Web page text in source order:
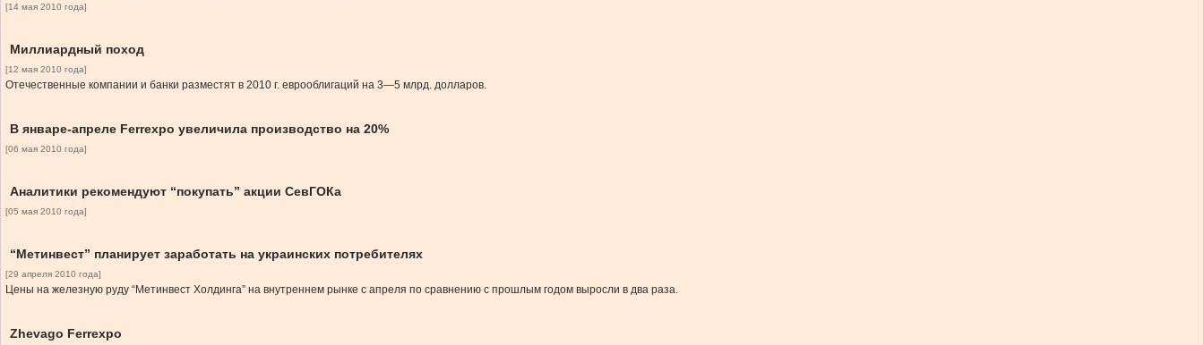
[14 мая 2010 года]
Миллиардный поход
[12 мая 2010 года]
Отечественные компании и банки разместят в 2010 г. еврооблигаций на 3—5 млрд. долларов.
В январе-апреле Ferrexpo увеличила производство на 20%
[06 мая 2010 года]
Аналитики рекомендуют “покупать” акции СевГОКа
[05 мая 2010 года]
“Метинвест” планирует заработать на украинских потребителях
[29 апреля 2010 года]
Цены на железную руду “Метинвест Холдинга” на внутреннем рынке с апреля по сравнению с прошлым годом выросли в два раза.
Zhevago Ferrexpo